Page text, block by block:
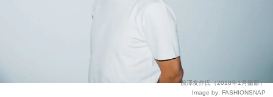
前澤友作氏（2018年1月撮影）
Image by: FASHIONSNAP